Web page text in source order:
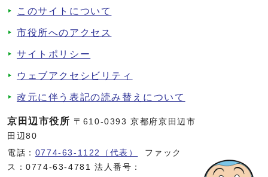
このサイトについて
市役所へのアクセス
サイトポリシー
ウェブアクセシビリティ
改元に伴う表記の読み替えについて
京田辺市役所 〒610-0393 京都府京田辺市
田辺80
電話： 0774-63-1122（代表）
ファック
ス：0774-63-4781 法人番号：